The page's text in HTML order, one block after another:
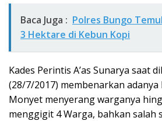
Baca Juga : Polres Bungo
3 Hektare di Kebun Kopi
Kades Perintis A’as Sunarya saat
(28/7/2017) membenarkan
Monyet menyerang warganya
menggigit 4 Warga, bahkan salah